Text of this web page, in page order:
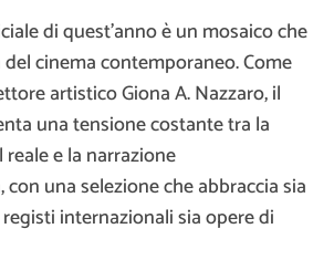
di quest’anno è un mosaico che
cinema contemporaneo. Come
artistico Giona A. Nazzaro, il
una tensione costante tra la
e la narrazione
una selezione che abbraccia sia
internazionali sia opere di